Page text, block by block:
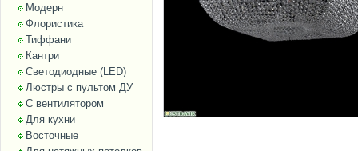
Модерн
Флористика
Тиффани
Кантри
Светодиодные (LED)
Люстры с пультом ДУ
С вентилятором
Для кухни
Восточные